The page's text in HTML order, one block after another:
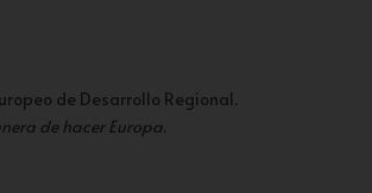
de Desarrollo Regional.
de hacer Europa.